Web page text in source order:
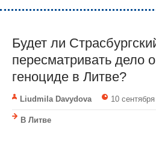
Будет ли
пересматривать дело
геноциде в Литве?
Liudmila Davydova 10
В Литве